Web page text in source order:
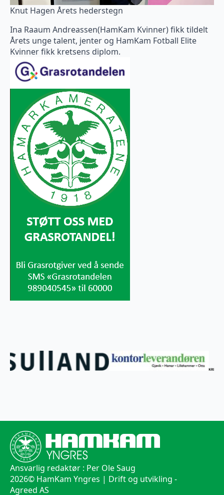
Knut Hagen Årets hederstegn
Ina Raaum Andreassen(HamKam Kvinner) fikk tildelt
Årets unge talent, jenter og HamKam Fotball Elite
Kvinner fikk kretsens diplom.
Ansvarlig redaktør : Per Ole Saug
2026© HamKam Yngres | Drift og utvikling -
Agreed AS